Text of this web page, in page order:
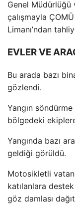
Genel Müdürlüğü
çalışmayla
Limanı’ndan
EVLER VE
Bu arada bazı
gözlendi.
Yangın söndürme
bölgedeki
Yangında bazı ara
geldiği görüldü.
Motosikletli
katılanlara
göz damlası